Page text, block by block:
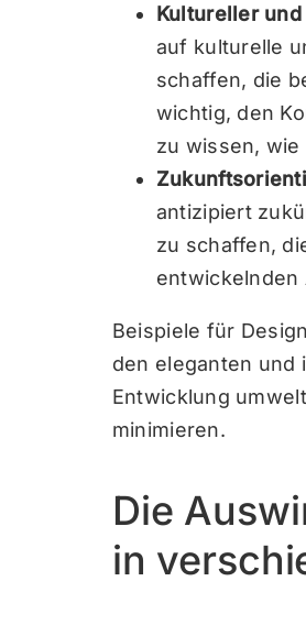
Kultureller
auf kulturelle
schaffen, die
wichtig, den
zu wissen,
antizipiert
zu schaffen,
entwickelnden
Beispiele für
den eleganten und
Entwicklung
minimieren.
Die
in